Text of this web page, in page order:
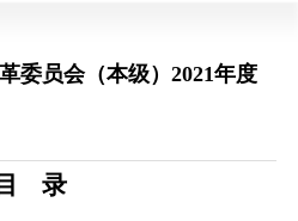
委员会（本级）2021年度
目 录